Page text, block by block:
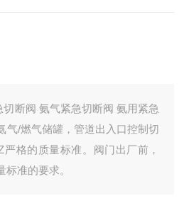
断阀 氨气紧急切断阀 氨用紧急
气/燃气储罐，管道出入口控制切
格的质量标准。阀门出厂前，
准的要求。